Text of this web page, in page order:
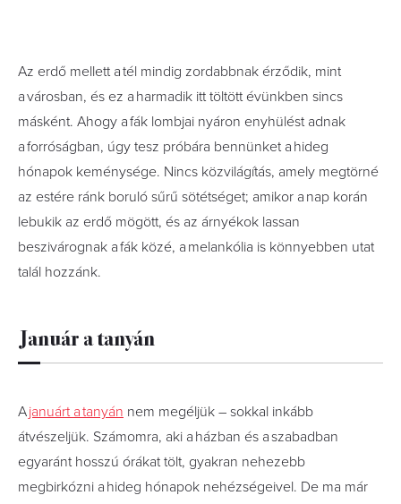
Az erdő mellett a tél mindig zordabbnak érződik, mint
a városban, és ez a harmadik itt töltött évünkben sincs
másként. Ahogy a fák lombjai nyáron enyhülést adnak
a forróságban, úgy tesz próbára bennünket a hideg
hónapok keménysége. Nincs közvilágítás, amely megtörné
az estére ránk boruló sűrű sötétséget; amikor a nap korán
lebukik az erdő mögött, és az árnyékok lassan
beszivárognak a fák közé, a melankólia is könnyebben utat
talál hozzánk.
Január a tanyán
Ajanuárt a tanyán nem megéljük – sokkal inkább
átvészeljük. Számomra, aki a házban és a szabadban
egyaránt hosszú órákat tölt, gyakran nehezebb
megbirkózni a hideg hónapok nehézségeivel. De ma már